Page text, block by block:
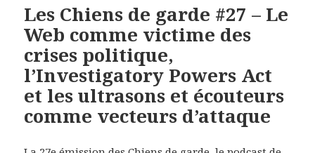
Les Chiens de garde #27 – Le
Web comme victime des
crises politique,
l’Investigatory Powers Act
et les ultrasons et écouteurs
comme vecteurs d’attaque